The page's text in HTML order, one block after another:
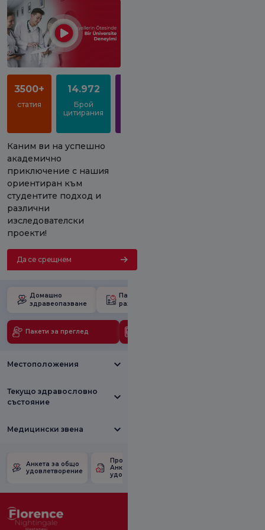
3500+
статия
14.972
Брой
цитирания
Каним ви на успешно
академично
приключение с нашия
ориентиран към
студентите подход и
различни
изследователски
проекти!
Да се срещнем
Домашно
здравеопазване
Пакет за
раждане
Пакети за преглед
Местоположения
Текущо здравословно
състояние
Медицински звена
Анкета за общо
удовлетворение
Проверете
Анкетата за
удовлетвореност.